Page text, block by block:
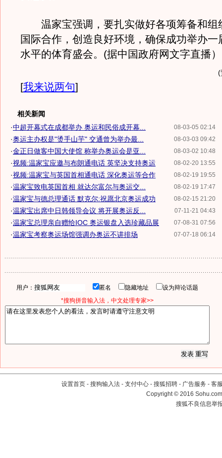
温家宝强调，要扎实做好各项筹备和组
国际合作，创造良好环境，确保成功举办一
水平的体育盛会。(据中国政府网文字直播）
(
[我来说两句]
相关新闻
08-03-05 02:14
·中超开幕式在成都举办 奥运和民俗成开幕...
08-03-03 09:42
·奥运主办权是"烫手山芋" 交通曾为举办最...
08-03-02 10:48
·金正日做客中国大使馆 称举办奥运会是亚...
08-02-20 13:55
·视频:温家宝应邀与布朗通电话 英坚决支持奥运
08-02-19 19:55
·视频:温家宝与英国首相通电话 深化奥运等合作
08-02-19 17:47
·温家宝致电英国首相 就达尔富尔与奥运交...
08-02-15 21:20
·温家宝与德总理通话 默克尔:祝愿北京奥运成功
07-11-21 04:43
·温家宝出席中日韩领导会议 将开展奥运反...
07-08-31 07:56
·温家宝总理亲自赠给IOC 奥运银盘入选珍藏品展
07-07-18 06:14
·温家宝考察奥运场馆强调办奥运不讲排场
用户： 匿名 隐藏地址
设为辩论话题
*搜狗拼音输入法，中文处理专家>>
设置首页 - 搜狗输入法 - 支付中心 - 搜狐招聘 - 广告服务 - 客
Copyright©2016
搜狐不良信息举